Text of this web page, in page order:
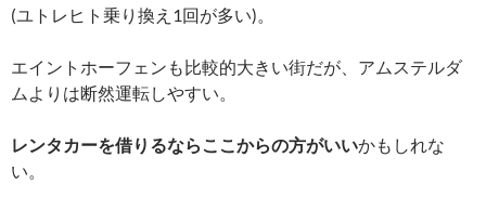
(ユトレヒト乗り換え1回が多い)。
エイントホーフェンも比較的大きい街だが、アムステルダ
ムよりは断然運転しやすい。
レンタカーを借りるならここからの方がいいかもしれな
い。